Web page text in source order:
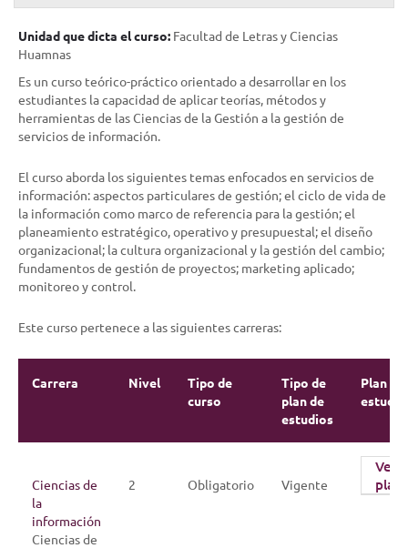
Unidad que dicta el curso: Facultad de Letras y Ciencias
Huamnas
Es un curso teórico-práctico orientado a desarrollar en los
estudiantes la capacidad de aplicar teorías, métodos y
herramientas de las Ciencias de la Gestión a la gestión de
servicios de información.
El curso aborda los siguientes temas enfocados en servicios de
información: aspectos particulares de gestión; el ciclo de vida de
la información como marco de referencia para la gestión; el
planeamiento estratégico, operativo y presupuestal; el diseño
organizacional; la cultura organizacional y la gestión del cambio;
fundamentos de gestión de proyectos; marketing aplicado;
monitoreo y control.
Este curso pertenece a las siguientes carreras:
Carrera Nivel
Tipo de
curso
Tipo de
plan de
estudios
Plan de
Ciencias de
la
información
Ciencias de
2 Obligatorio Vigente
Ver
plan